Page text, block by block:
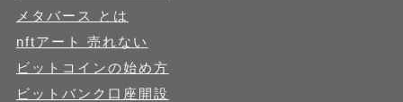
メタバース とは
nftアート 売れない
ビットコインの始め方
ビットバンク口座開設